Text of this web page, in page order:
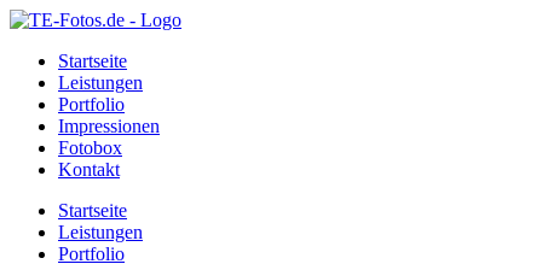
Startseite
Leistungen
Portfolio
Impressionen
Fotobox
Kontakt
Startseite
Leistungen
Portfolio